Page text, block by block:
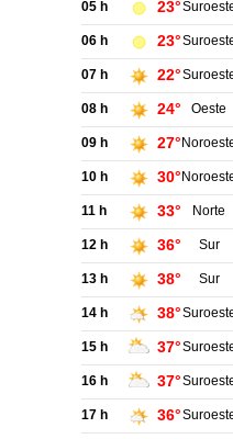
05 h 23°
06 h 23°
07 h 22°
08 h 24° Oeste
09 h 27°
10 h 30°
11 h 33° Norte
12 h 36° Sur
13 h 38° Sur
14 h 38°
15 h 37°
16 h 37°
17 h 36°